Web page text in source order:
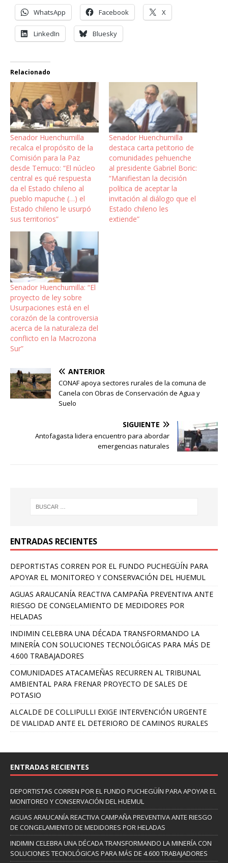
WhatsApp Facebook X
LinkedIn Bluesky
Relacionado
Senador Huenchumilla
recalca el propósito de la
Comisión para la Paz
desde Temuco: “El núcleo
central es qué respuesta
da el Estado chileno al
pueblo mapuche (…) el
Estado chileno le usurpó
sus territorios”
Senador Huenchumilla
destaca carta petitorio de
comunidades pehuenche
al presidente Gabriel Boric:
“Manifiestan la decisión
política de aceptar la
invitación al diálogo que el
Estado chileno les
extiende”
Senador Huenchumilla: “El
proyecto de ley sobre
Usurpaciones está en el
corazón de la controversia
acerca de la naturaleza del
conflicto en la Macrozona
Sur”
ANTERIOR
CONAF apoya sectores rurales de la comuna de
Canela con Obras de Conservación de Agua y
Suelo
SIGUIENTE
Antofagasta lidera encuentro para abordar
emergencias naturales
ENTRADAS RECIENTES
DEPORTISTAS CORREN POR EL FUNDO PUCHEGÜÍN PARA
APOYAR EL MONITOREO Y CONSERVACIÓN DEL HUEMUL
AGUAS ARAUCANÍA REACTIVA CAMPAÑA PREVENTIVA ANTE
RIESGO DE CONGELAMIENTO DE MEDIDORES POR
HELADAS
INDIMIN CELEBRA UNA DÉCADA TRANSFORMANDO LA
MINERÍA CON SOLUCIONES TECNOLÓGICAS PARA MÁS DE
4.600 TRABAJADORES
COMUNIDADES ATACAMEÑAS RECURREN AL TRIBUNAL
AMBIENTAL PARA FRENAR PROYECTO DE SALES DE
POTASIO
ALCALDE DE COLLIPULLI EXIGE INTERVENCIÓN URGENTE
DE VIALIDAD ANTE EL DETERIORO DE CAMINOS RURALES
ENTRADAS RECIENTES
DEPORTISTAS CORREN POR EL FUNDO PUCHEGÜÍN PARA APOYAR EL
MONITOREO Y CONSERVACIÓN DEL HUEMUL
AGUAS ARAUCANÍA REACTIVA CAMPAÑA PREVENTIVA ANTE RIESGO
DE CONGELAMIENTO DE MEDIDORES POR HELADAS
INDIMIN CELEBRA UNA DÉCADA TRANSFORMANDO LA MINERÍA CON
SOLUCIONES TECNOLÓGICAS PARA MÁS DE 4.600 TRABAJADORES